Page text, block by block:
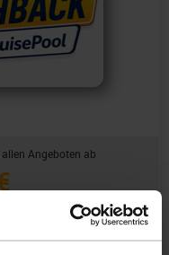
Angeboten ab
ansehen ›